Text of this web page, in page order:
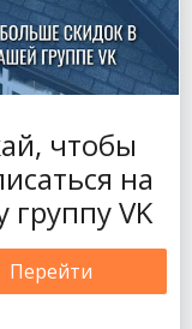
чтобы
на
группу VK
Перейти